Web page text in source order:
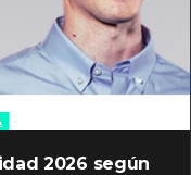
2026 según